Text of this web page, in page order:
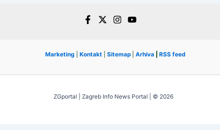
Marketing Kontakt Sitemap Arhiva RSS feed
ZGportal | Zagreb Info News Portal | © 2026